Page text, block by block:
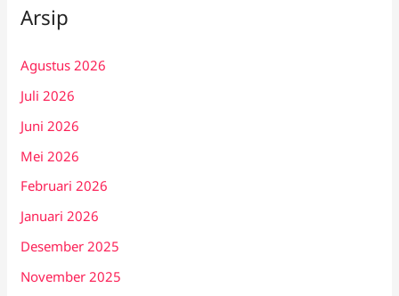
Arsip
Agustus 2026
Juli 2026
Juni 2026
Mei 2026
Februari 2026
Januari 2026
Desember 2025
November 2025